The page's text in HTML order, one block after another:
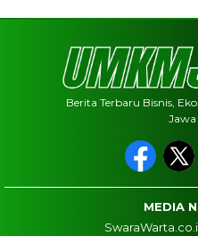
Berita Terbaru Bisnis,
MEDIA